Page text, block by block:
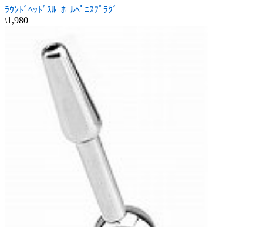
ﾗｳﾝﾄﾞﾍｯﾄﾞｽﾙｰﾎｰﾙﾍﾟﾆｽﾌﾟﾗｸﾞ
\1,980